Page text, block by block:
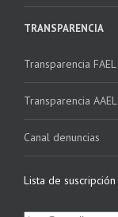
TRANSPARENCIA
Transparencia FAEL
Transparencia AAEL
Canal denuncias
Lista de suscripción